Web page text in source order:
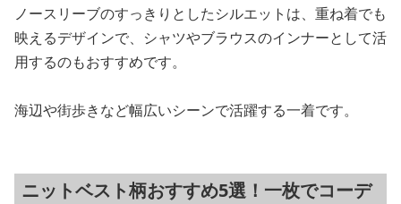
ノースリーブのすっきりとしたシルエットは、重ね着でも
映えるデザインで、シャツやブラウスのインナーとして活
用するのもおすすめです。
海辺や街歩きなど幅広いシーンで活躍する一着です。
ニットベスト柄おすすめ5選！一枚でコーデ